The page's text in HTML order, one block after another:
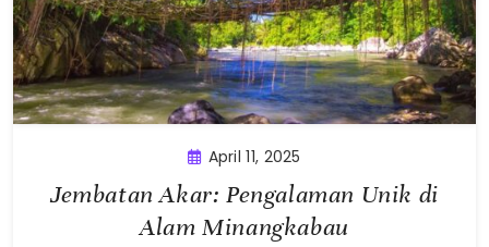
April 11, 2025
Jembatan Akar: Pengalaman Unik di
Alam Minangkabau